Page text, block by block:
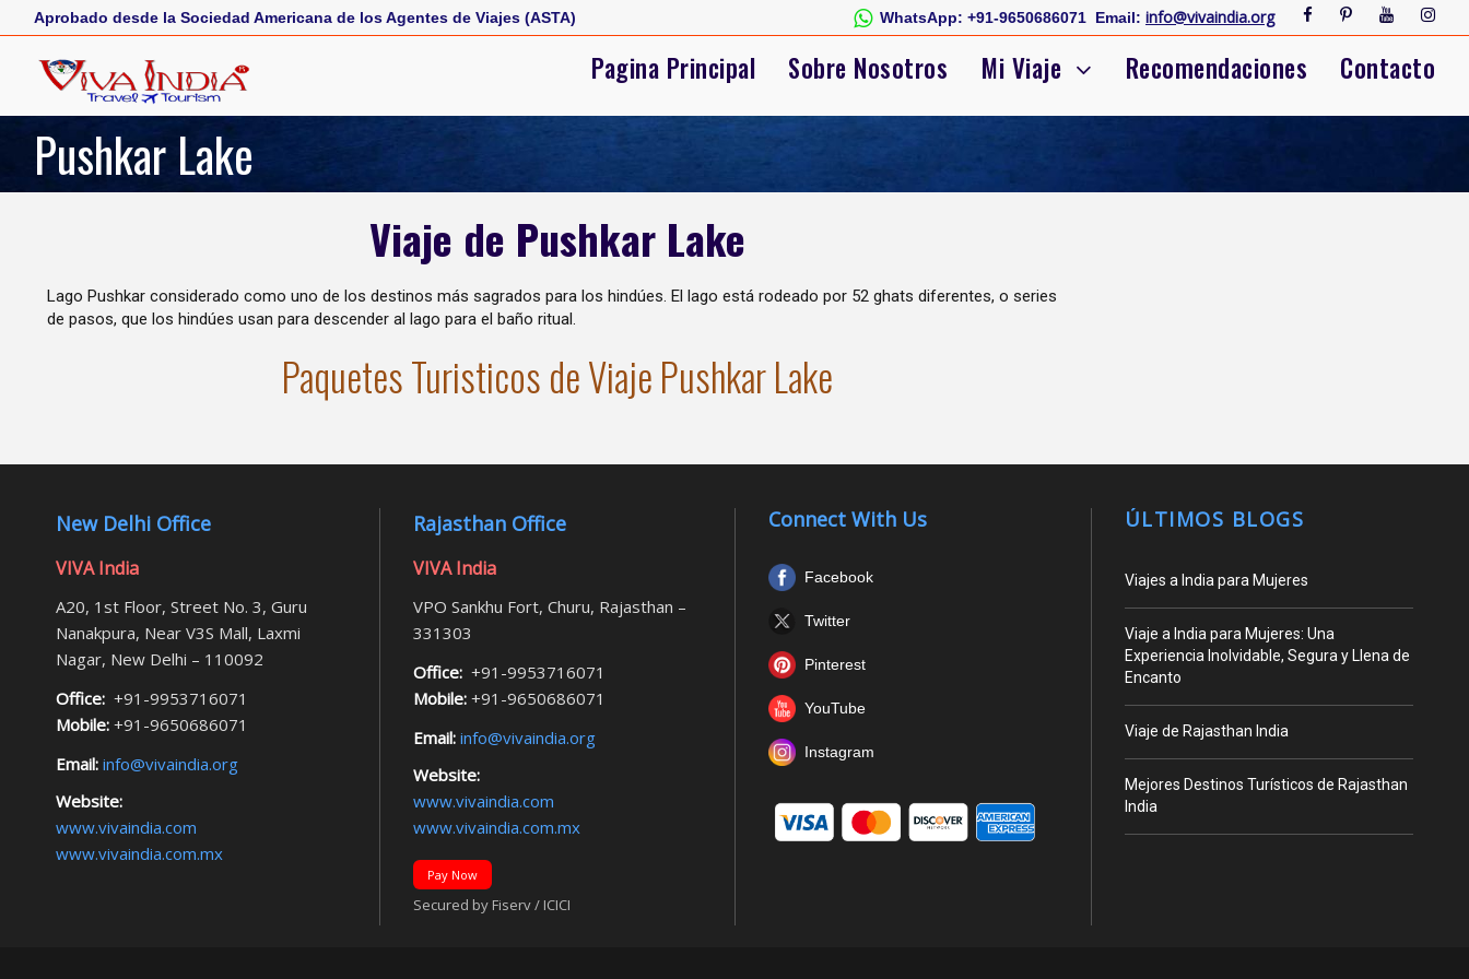
Aprobado desde la Sociedad Americana de los Agentes de Viajes (ASTA) WhatsApp: +91-9650686071 Email: info@vivaindia.org
Pagina Principal Sobre Nosotros Mi Viaje Recomendaciones Contacto
Pushkar Lake
Viaje de Pushkar Lake
Lago Pushkar considerado como uno de los destinos más sagrados para los hindúes. El lago está rodeado por 52 ghats diferentes, o series
de pasos, que los hindúes usan para descender al lago para el baño ritual.
Paquetes Turisticos de Viaje Pushkar Lake
New Delhi Office
VIVA India
A20, 1st Floor, Street No. 3, Guru
Nanakpura, Near V3S Mall, Laxmi
Nagar, New Delhi – 110092
Office: +91-9953716071
Mobile: +91-9650686071
Email: info@vivaindia.org
Website:
www.vivaindia.com
www.vivaindia.com.mx
Rajasthan Office
VIVA India
VPO Sankhu Fort, Churu, Rajasthan –
331303
Office:+91-9953716071
Mobile:+91-9650686071
Email:info@vivaindia.org
Website:
www.vivaindia.com
www.vivaindia.com.mx
Pay Now
Secured by Fiserv / ICICI
Connect With Us
Facebook
Twitter
Pinterest
YouTube
Instagram
ÚLTIMOS BLOGS
Viajes a India para Mujeres
Viaje a India para Mujeres: Una
Experiencia Inolvidable, Segura y Llena de
Encanto
Viaje de Rajasthan India
Mejores Destinos Turísticos de Rajasthan
India